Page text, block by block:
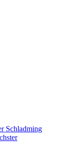
Schladming